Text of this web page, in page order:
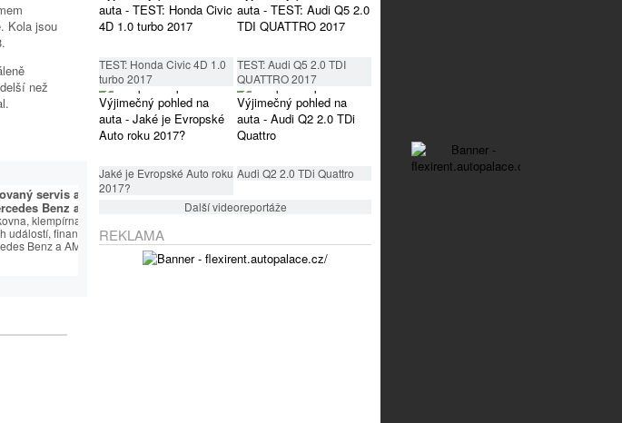
Kola jsou
než
servis a prodej
Benz a AMG.
klempírna, řešení
událostí, financování
Benz a AMG.
TEST: Honda Civic 4D 1.0
turbo 2017
TEST: Audi Q5 2.0 TDI
QUATTRO 2017
Jaké je Evropské Auto roku
2017?
Audi Q2 2.0 TDi Quattro
Další videoreportáže
REKLAMA